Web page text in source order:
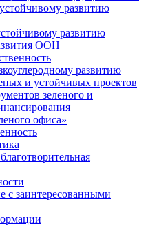
развитию
развитию
ООН
развитию
и устойчивых проектов
зеленого и
офиса»
с заинтересованными